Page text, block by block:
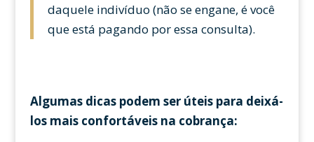
daquele indivíduo (não se engane, é você
que está pagando por essa consulta).
Algumas dicas podem ser úteis para deixá-
los mais confortáveis na cobrança: